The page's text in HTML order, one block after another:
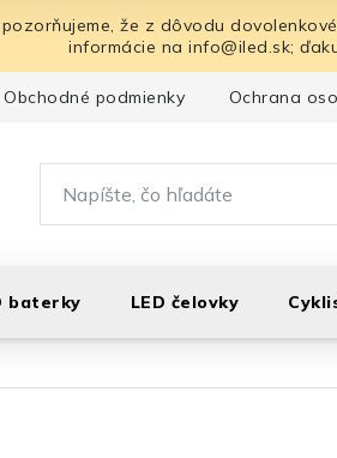
Upozorňujeme, že z dôvodu
informácie na info@iled.sk;
Obchodné podmienky Ochrana
baterky LED čelovky